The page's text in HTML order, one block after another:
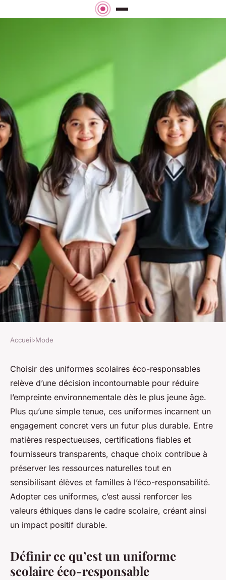
Choisir des uniformes
scolaires éco-responsables
pour un avenir durable
Juliette•6 octobre 2025•9 min de lecture
Accueil›Mode
Choisir des uniformes scolaires éco-responsables
relève d’une décision incontournable pour réduire
l’empreinte environnementale dès le plus jeune âge.
Plus qu’une simple tenue, ces uniformes incarnent un
engagement concret vers un futur plus durable. Entre
matières respectueuses, certifications fiables et
fournisseurs transparents, chaque choix contribue à
préserver les ressources naturelles tout en
sensibilisant élèves et familles à l’éco-responsabilité.
Adopter ces uniformes, c’est aussi renforcer les
valeurs éthiques dans le cadre scolaire, créant ainsi
un impact positif durable.
Définir ce qu’est un uniforme
scolaire éco-responsable